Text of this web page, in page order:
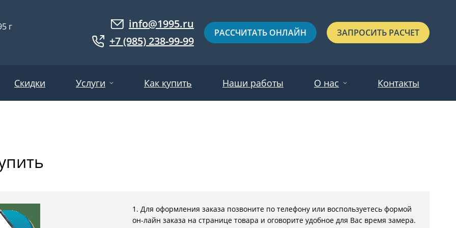
г
info@1995.ru
+7 (985) 238-99-99
РАССЧИТАТЬ ОНЛАЙН ЗАПРОСИТЬ РАСЧЕТ
с массивом дерева
ламинат
Светлые двери
С выдавленным рисунком
Скидки Услуги Как купить Наши работы О нас Контакты
1. Для оформления заказа позвоните по телефону или воспользуетесь формой
он-лайн заказа на странице товара и оговорите удобное для Вас время замера.